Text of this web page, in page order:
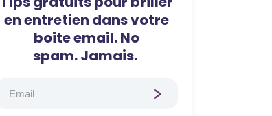
en entretien dans votre
boite email. No
spam. Jamais.